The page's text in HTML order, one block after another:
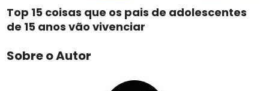
Top 15 coisas que os pais de adolescentes
de 15 anos vão vivenciar
Sobre o Autor